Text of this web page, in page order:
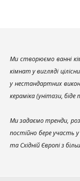
Ми створюємо ванні
кімнат у вигляді
у нестандартних
кераміка (унітази,
Ми задаємо тренди,
постійно бере участь
та Східній Європі з